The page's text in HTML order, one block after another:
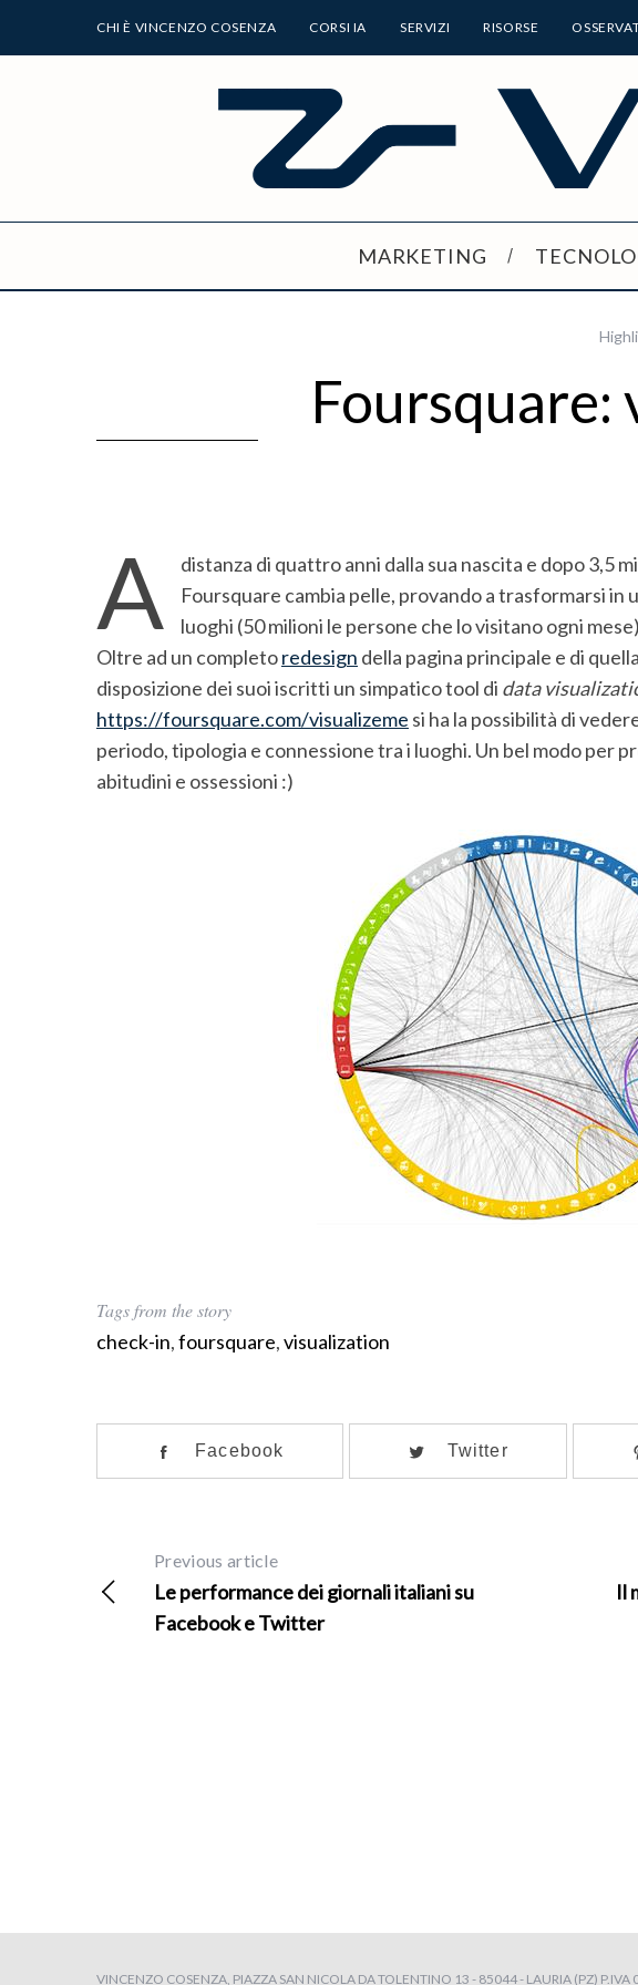
CHI È VINCENZO COSENZA CORSI IA SERVIZI RISORSE
MARKETING
Foursquare:
A
distanza di quattro anni dalla sua nascita e dopo 3,5
Foursquare cambia pelle, provando a trasformarsi in
luoghi (50 milioni le persone che lo visitano ogni
Oltre ad un completoredesign della pagina principale e di
disposizione dei suoi iscritti un simpatico tool di data
https://foursquare.com/visualizeme si ha la possibilità di
periodo, tipologia e connessione tra i luoghi. Un bel modo per
abitudini e ossessioni :)
Tags from the story
check-in,foursquare,visualization
Facebook Twitter
Previous article
Le performance dei giornali italiani su
Facebook e Twitter
Il
VINCENZO COSENZA, PIAZZA SAN NICOLA DA TOLENTINO 13 - 85044 - LAURIA (PZ)